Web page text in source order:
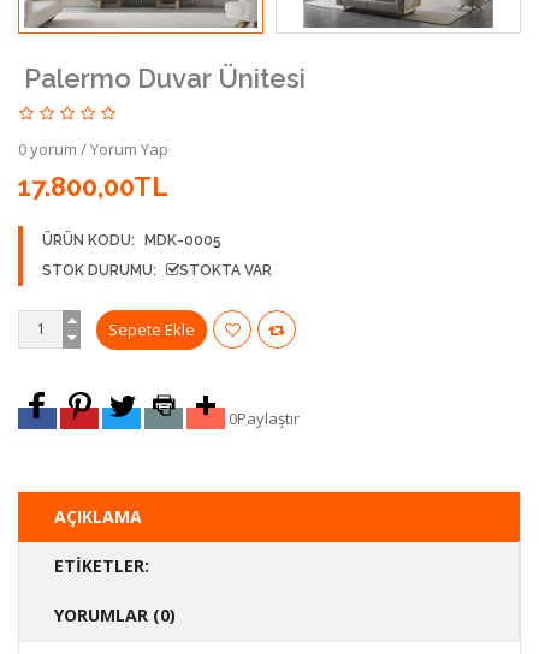
Palermo Duvar Ünitesi
0 yorum /Yorum Yap
17.800,00TL
ÜRÜN KODU:
MDK-0005
STOK DURUMU:
STOKTA VAR
0Paylaştır
AÇIKLAMA
ETIKETLER:
YORUMLAR (0)